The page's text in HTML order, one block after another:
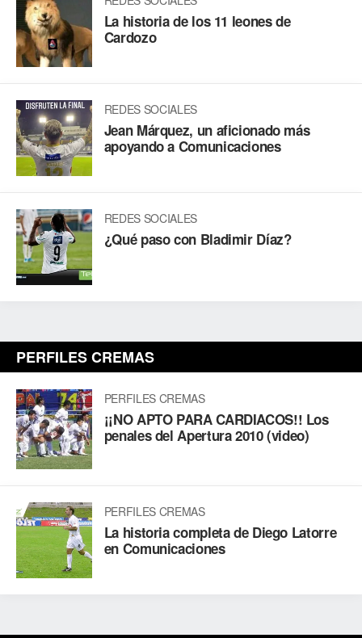
La historia de los 11 leones de
Cardozo
REDES SOCIALES
Jean Márquez, un aficionado más
apoyando a Comunicaciones
REDES SOCIALES
¿Qué paso con Bladimir Díaz?
PERFILES CREMAS
PERFILES CREMAS
¡¡NO APTO PARA CARDIACOS!! Los
penales del Apertura 2010 (video)
PERFILES CREMAS
La historia completa de Diego Latorre
en Comunicaciones